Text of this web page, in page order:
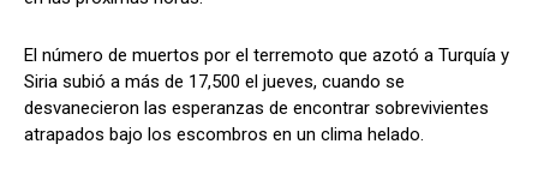
El número de muertos por el terremoto que azotó a Turquía y
Siria subió a más de 17,500 el jueves, cuando se
desvanecieron las esperanzas de encontrar sobrevivientes
atrapados bajo los escombros en un clima helado.